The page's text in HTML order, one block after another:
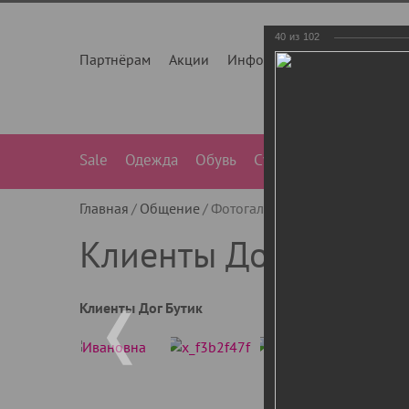
Партнёрам Акции Инфо О нас
Sale Одежда Обувь Сумки
Главная Общение Фотогалерея
Клиенты Дог Бутик
Клиенты Дог Бутик
40 из 102